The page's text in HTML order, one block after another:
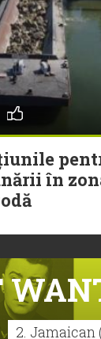
în
2. Jamaican